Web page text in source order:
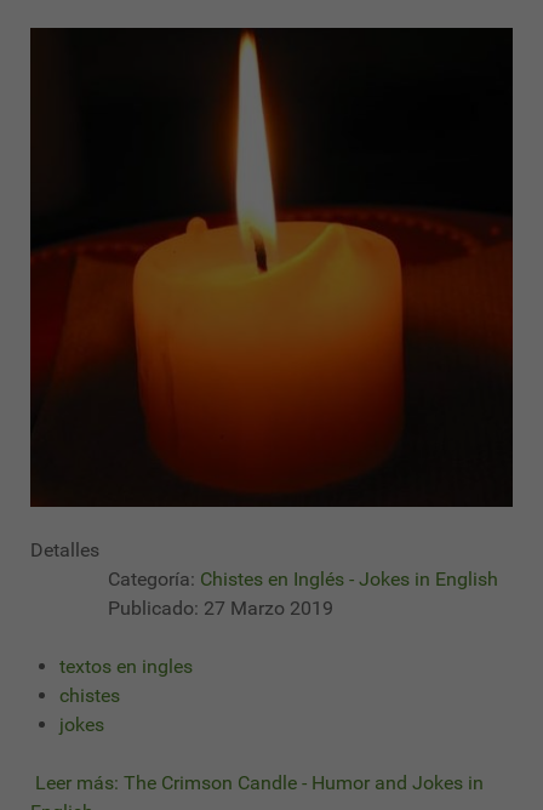
Detalles
Categoría: Chistes en Inglés - Jokes in English
Publicado: 27 Marzo 2019
textos en ingles
chistes
jokes
Leer más: The Crimson Candle - Humor and Jokes in